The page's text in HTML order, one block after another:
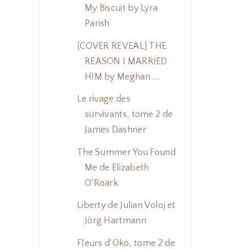
My Biscuit by Lyra
Parish
[COVER REVEAL] THE
REASON I MARRIED
HIM by Meghan ...
Le rivage des
survivants, tome 2 de
James Dashner
The Summer You Found
Me de Elizabeth
O'Roark
Liberty de Julian Voloj et
Jörg Hartmann
Fleurs d'Oko, tome 2 de